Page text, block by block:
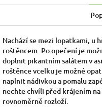
Nachází se mezi lopatkami, u
roštěncem. Po opečení je
doplnit pikantním salátem v
roštěnce vcelku je možné
naplnit nádivkou a pomalu
nechte chvíli před krájením na
rovnoměrně rozloží.